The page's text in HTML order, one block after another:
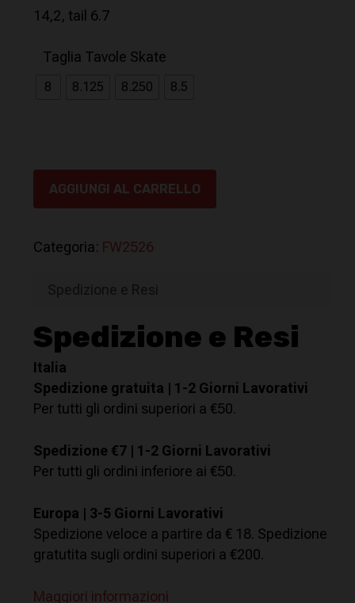
14,2, tail 6.7
Taglia Tavole Skate
8 8.125 8.250 8.5
AGGIUNGI AL CARRELLO
Categoria: FW2526
Spedizione e Resi
Spedizione e Resi
Italia
Spedizione gratuita | 1-2Giorni Lavorativi
Per tutti gli ordini superiori a €50.
Spedizione €7 | 1-2 Giorni Lavorativi
Per tutti gli ordini inferiore ai €50.
Europa | 3-5 Giorni Lavorativi
Spedizione veloce a partire da € 18. Spedizione
gratutita sugli ordini superiori a €200.
Maggiori informazioni